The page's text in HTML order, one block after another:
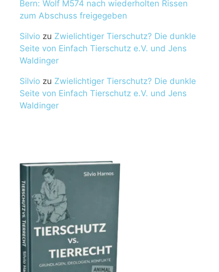
Bern: Wolf M574 nach wiederholten Rissen
zum Abschuss freigegeben
Silvio zu Zwielichtiger Tierschutz? Die dunkle
Seite von Einfach Tierschutz e.V. und Jens
Waldinger
Silvio zu Zwielichtiger Tierschutz? Die dunkle
Seite von Einfach Tierschutz e.V. und Jens
Waldinger